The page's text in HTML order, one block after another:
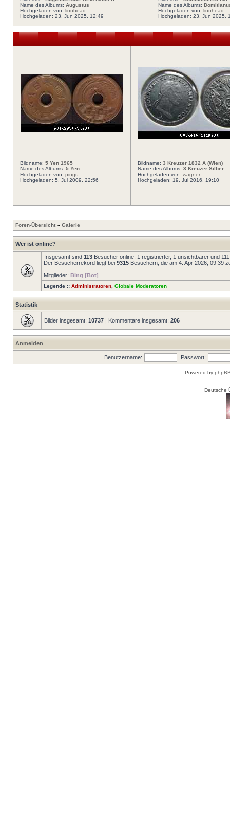
Name des Albums: Augustus
Hochgeladen von: lionhead
Hochgeladen: 23. Jun 2025, 12:49
Name des Albums:
Hochgeladen von: lionhead
Hochgeladen: 23. Jun 2025,
Bildname: 5 Yen 1965
Name des Albums: 5 Yen
Hochgeladen von: pingu
Hochgeladen: 5. Jul 2009, 22:56
Bildname: 3 Kreuzer 1832 A (Wien)
Name des Albums: 3 Kreuzer Silber
Hochgeladen von: wagner
Hochgeladen: 19. Jul 2016, 19:10
Foren-Übersicht » Galerie
Wer ist online?
Insgesamt sind 113 Besucher online: 1 registrierter, 1 unsichtbarer und
Der Besucherrekord liegt bei 9315 Besuchern, die am 4. Apr 2026, 09:39
Mitglieder: Bing [Bot]
Legende :: Administratoren Globale Moderatoren
Statistik
Bilder insgesamt: 10737 | Kommentare insgesamt: 206
Anmelden
Benutzername: Passwort:
Powered by
Deutsche